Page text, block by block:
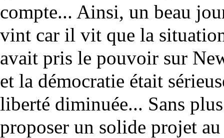
compte... Ainsi, un beau
vint car il vit que la
avait pris le pouvoir sur
et la démocratie était
liberté diminuée... Sans
proposer un solide projet